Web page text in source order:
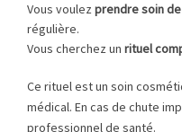
Vous voulez prendre soin
régulière.
Vous cherchez un rituel
Ce rituel est un soin
médical. En cas de chute
professionnel de santé.